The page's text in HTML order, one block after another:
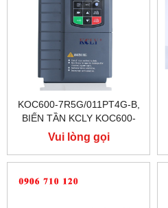
KOC600-7R5G/011PT4G-B,
BIẾN TẦN KCLY KOC600-
7R5G/011PT4G-B
Vui lòng gọi